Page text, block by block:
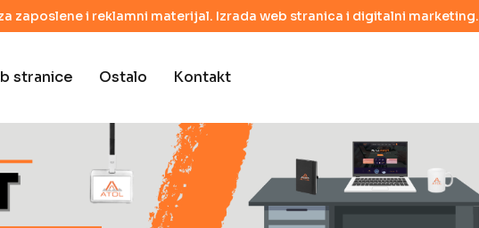
zaposlene i reklamni materijal. Izrada web stranica i digitalni marketing.
stranice Ostalo Kontakt